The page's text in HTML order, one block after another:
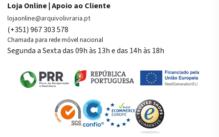
Loja Online | Apoio ao Cliente
lojaonline@arquivolivraria.pt
(+351) 967 303 578
Chamada para rede móvel nacional
Segunda a Sexta das 09h às 13h e das 14h às 18h